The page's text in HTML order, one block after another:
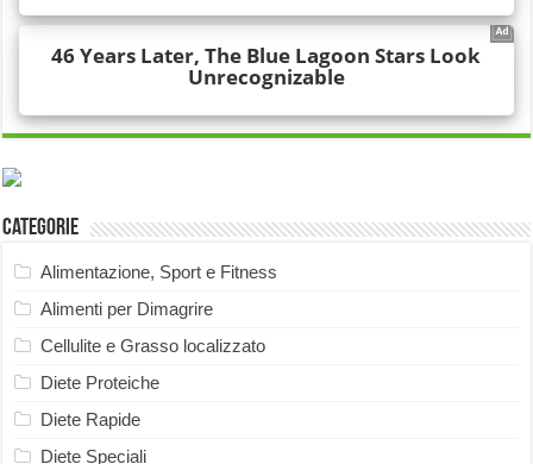
Categorie
Alimentazione, Sport e Fitness
Alimenti per Dimagrire
Cellulite e Grasso localizzato
Diete Proteiche
Diete Rapide
Diete Speciali